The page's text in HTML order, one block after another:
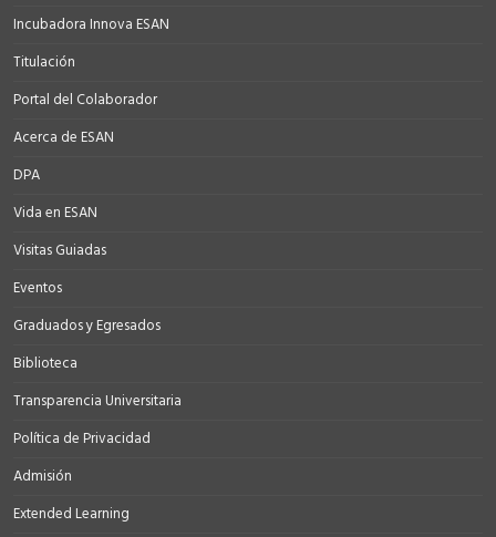
Incubadora Innova ESAN
Titulación
Portal del Colaborador
Acerca de ESAN
DPA
Vida en ESAN
Visitas Guiadas
Eventos
Graduados y Egresados
Biblioteca
Transparencia Universitaria
Política de Privacidad
Admisión
Extended Learning